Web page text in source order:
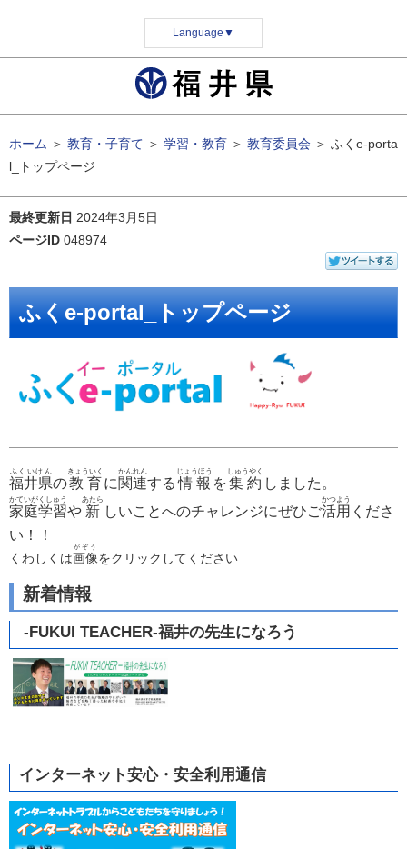
Language ▼
ホーム ＞ 教育・子育て ＞ 学習・教育 ＞ 教育委員会 ＞ ふくe-porta
l_トップページ
最終更新日 2024年3月5日
ページID 048974
ふくe-portal_トップページ
福井県
ふくいけん
の教育
きょういく
に関連
かんれん
する 情報
じょうほう
を集約
しゅうやく
しました。
家庭学習
かていがくしゅう
や 新
あたら
しいことへのチャレンジにぜひご活用
かつよう
くださ
い！！
くわしくは画像
がぞう
をクリックしてください
新着情報
-FUKUI TEACHER-福井の先生になろう
インターネット安心・安全利用通信